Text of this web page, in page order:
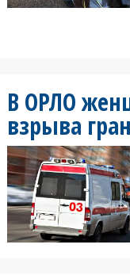
В ОРЛО
взрыва